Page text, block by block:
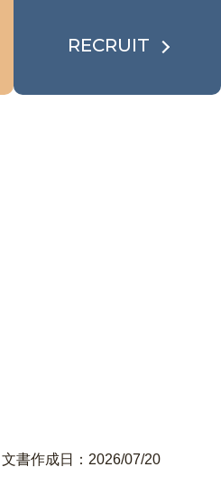
RECRUIT
文書作成日：2026/07/20